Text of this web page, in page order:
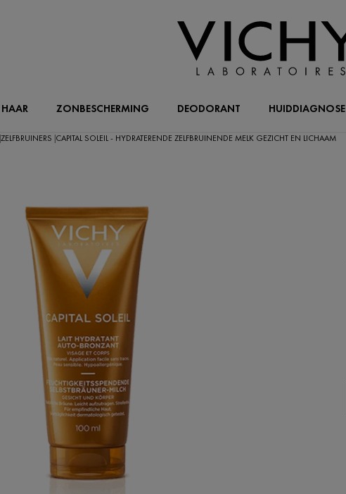
HAAR ZONBESCHERMING DEODORANT HUIDDIAGNOSE
ZELFBRUINERS CAPITAL SOLEIL - HYDRATERENDE ZELFBRUINENDE MELK GEZICHT EN LICHAAM